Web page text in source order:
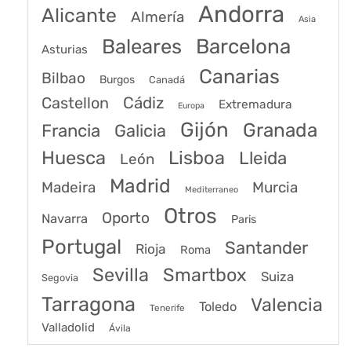
Alicante Almería Andorra Asia
Asturias Baleares Barcelona
Bilbao Burgos Canadá Canarias
Castellon Cádiz Europa Extremadura
Francia Galicia Gijón Granada
Huesca León Lisboa Lleida
Madeira Madrid Mediterraneo Murcia
Navarra Oporto Otros Paris
Portugal Rioja Roma Santander
Segovia Sevilla Smartbox Suiza
Tarragona Tenerife Toledo Valencia
Valladolid Ávila